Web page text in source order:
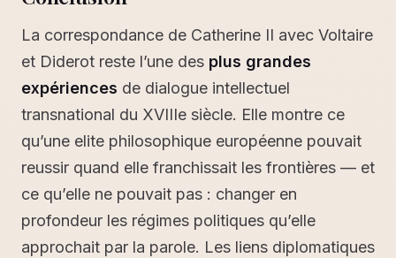
La correspondance de Catherine II avec Voltaire
et Diderot reste l’une des plus grandes
expériences de dialogue intellectuel
transnational du XVIIIe siècle. Elle montre ce
qu’une elite philosophique européenne pouvait
reussir quand elle franchissait les frontières — et
ce qu’elle ne pouvait pas : changer en
profondeur les régimes politiques qu’elle
approchait par la parole. Les liens diplomatiques